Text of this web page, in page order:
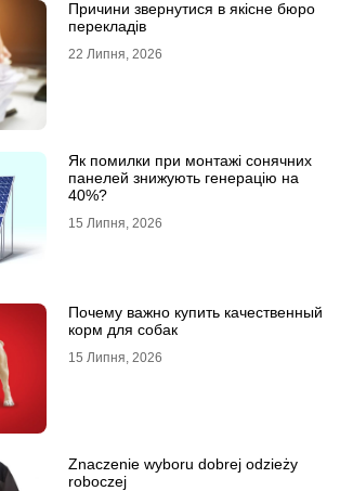
Причини звернутися в якісне бюро
перекладів
22 Липня, 2026
Як помилки при монтажі сонячних
панелей знижують генерацію на
40%?
15 Липня, 2026
Почему важно купить качественный
корм для собак
15 Липня, 2026
Znaczenie wyboru dobrej odzieży
roboczej